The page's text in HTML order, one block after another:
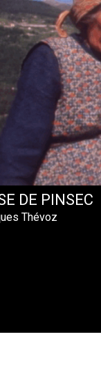
DE PINSEC
Thévoz